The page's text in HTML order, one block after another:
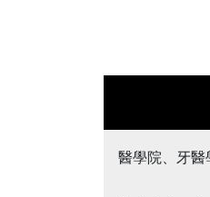
醫學院、牙